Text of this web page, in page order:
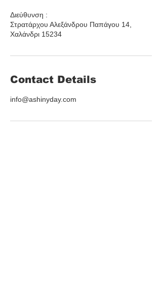
Διεύθυνση :
Στρατάρχου Αλεξάνδρου Παπάγου 14,
Χαλάνδρι 15234
Contact Details
info@ashinyday.com